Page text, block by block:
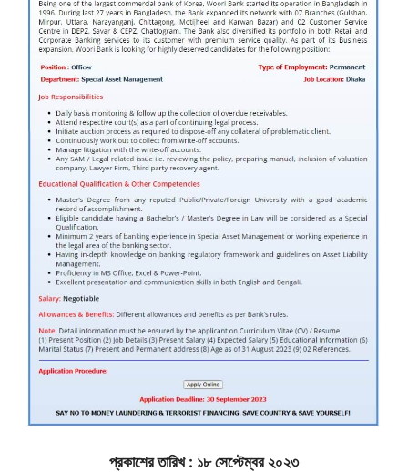
প্রকাশের তারিখ : ১৮ সেপ্টেম্বর ২০২৩